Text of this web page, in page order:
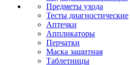
Предметы ухода
Тесты диагностические
Аптечки
Аппликаторы
Перчатки
Маска защитная
Таблетницы